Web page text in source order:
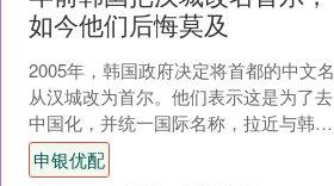
如今他们后悔莫及
2005年，韩国政府决定将首都的中文名
从汉城改为首尔。他们表示这是为了去
中国化，并统一国际名称，拉近与韩语
发音的距离。然而，经过这么多年，韩
国人似乎并非都对这个....
申银优配